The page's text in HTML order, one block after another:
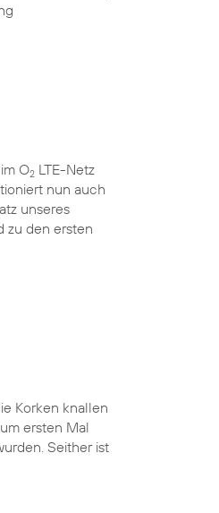
O2 LTE-Netz
nun auch
unseres
zu den ersten
Korken knallen
ersten Mal
Seither ist